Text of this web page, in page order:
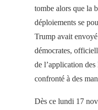
tombe alors que la
déploiements se
Trump avait
démocrates,
de l’application
confronté à des
Dès ce lundi 17